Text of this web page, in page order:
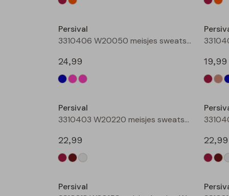
Persival
3310406 W20050 meisjes sweatshirt Rose
24,99
19,99
Persival
3310403 W20220 meisjes sweatshirt Wijnrood
22,99
22,99
Persival